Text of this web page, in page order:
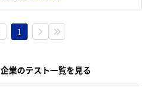
1
業のテスト一覧を見る